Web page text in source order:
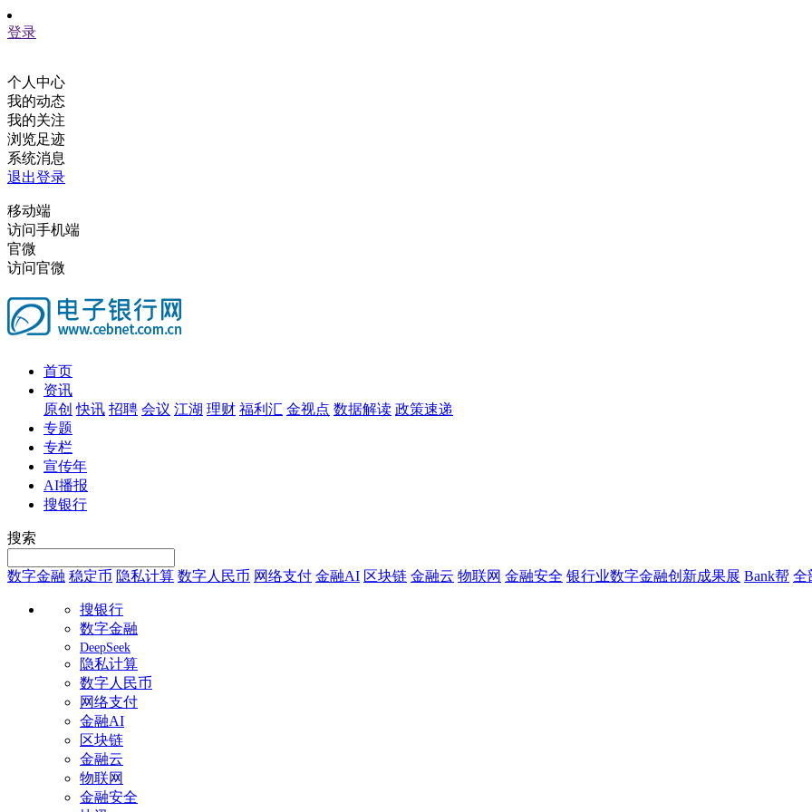
登录
个人中心
我的动态
我的关注
浏览足迹
系统消息
退出登录
移动端
访问手机端
官微
访问官微
首页
资讯
原创 快讯 招聘 会议 江湖 理财 福利汇 金视点 数据解读 政策速递
专题
专栏
宣传年
AI播报
搜银行
搜索
数字金融 稳定币 隐私计算 数字人民币 网络支付 金融AI 区块链 金融云 物联网 金融安全 银行业数字金融创新成果展 Bank帮 全
搜银行
数字金融
DeepSeek
隐私计算
数字人民币
网络支付
金融AI
区块链
金融云
物联网
金融安全